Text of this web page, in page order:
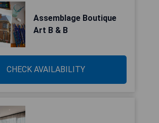
Assemblage Boutique
Art B & B
CHECK AVAILABILITY